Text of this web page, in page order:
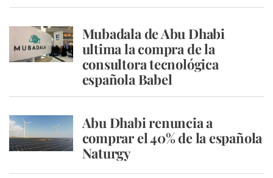
Mubadala de Abu Dhabi
ultima la compra de la
consultora tecnológica
española Babel
Abu Dhabi renuncia a
comprar el 40% de la española
Naturgy